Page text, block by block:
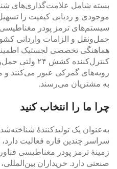
بسته شامل علامت‌گذاری‌های
موجودی و ردیابی کیفیت را
سیستم‌های ترمز پودر مغناطیسی
حمل‌ونقل و الزامات وارداتی
هماهنگی تخصصی لجستیک
کنترل‌کننده کشش ۲۴ ولتی
رویه‌های گمرکی عبور می‌کنند
به مشتریان می‌رسند.
چرا ما را انتخاب کنید
به‌عنوان یک تولیدکنندهٔ
سراسر چندین قاره فعالیت
زمینهٔ ترمز پودر مغناطیسی
صنعتی دارد. خریداران